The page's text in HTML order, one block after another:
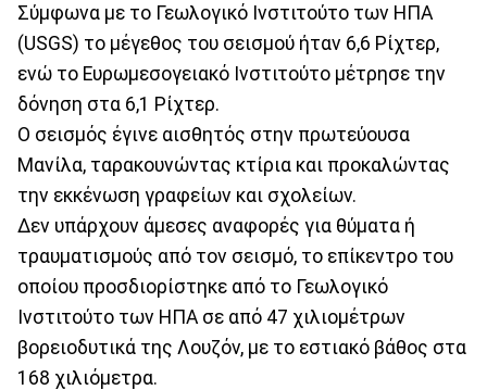
Σύμφωνα με το Γεωλογικό Ινστιτούτο των ΗΠΑ
(USGS) το μέγεθος του σεισμού ήταν 6,6 Ρίχτερ,
ενώ το Ευρωμεσογειακό Ινστιτούτο μέτρησε την
δόνηση στα 6,1 Ρίχτερ.
Ο σεισμός έγινε αισθητός στην πρωτεύουσα
Μανίλα, ταρακουνώντας κτίρια και προκαλώντας
την εκκένωση γραφείων και σχολείων.
Δεν υπάρχουν άμεσες αναφορές για θύματα ή
τραυματισμούς από τον σεισμό, το επίκεντρο του
οποίου προσδιορίστηκε από το Γεωλογικό
Ινστιτούτο των ΗΠΑ σε από 47 χιλιομέτρων
βορειοδυτικά της Λουζόν, με το εστιακό βάθος στα
168 χιλιόμετρα.